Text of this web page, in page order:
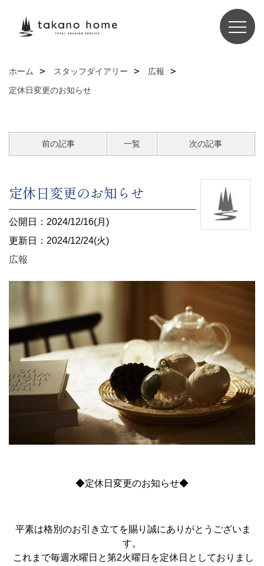
ホーム スタッフダイアリー
広報
定休日変更のお知らせ
前の記事 一覧 次の記事
定休日変更のお知らせ
公開日：2024/12/16(月)
更新日：2024/12/24(火)
広報
◆定休日変更のお知らせ◆
平素は格別のお引き立てを賜り誠にありがとうございま
す。
これまで毎週水曜日と第2火曜日を定休日としておりまし